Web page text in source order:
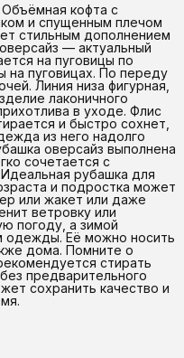
кофта с
и спущенным плечом
стильным дополнением
— актуальный
на пуговицы по
на пуговицах. По переду
Линия низа фигурная,
лаконичного
в уходе. Флис
и быстро сохнет,
из него надолго
оверсайз выполнена
сочетается с
рубашка для
и подростка может
или жакет или даже
ветровку или
погоду, а зимой
одежды. Её можно носить
дома. Помните о
стирать
предварительного
сохранить качество и